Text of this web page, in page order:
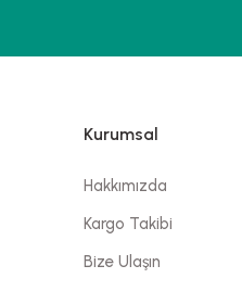
Kurumsal
Hakkımızda
Kargo Takibi
Bize Ulaşın